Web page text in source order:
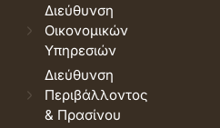
Διεύθυνση
Οικονομικών
Υπηρεσιών
Διεύθυνση
Περιβάλλοντος
& Πρασίνου